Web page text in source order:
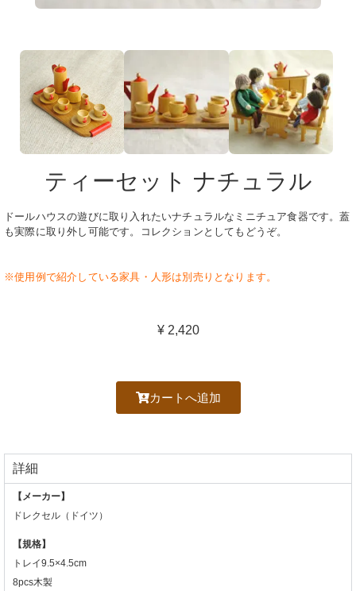
ティーセット ナチュラル
ドールハウスの遊びに取り入れたいナチュラルなミニチュア食器です。蓋
も実際に取り外し可能です。コレクションとしてもどうぞ。
※使用例で紹介している家具・人形は別売りとなります。
¥ 2,420
カートへ追加
詳細
【メーカー】
ドレクセル（ドイツ）
【規格】
トレイ9.5×4.5cm
8pcs木製